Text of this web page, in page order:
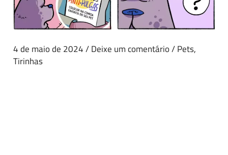
4 de maio de 2024/Deixe um comentário/Pets,
Tirinhas